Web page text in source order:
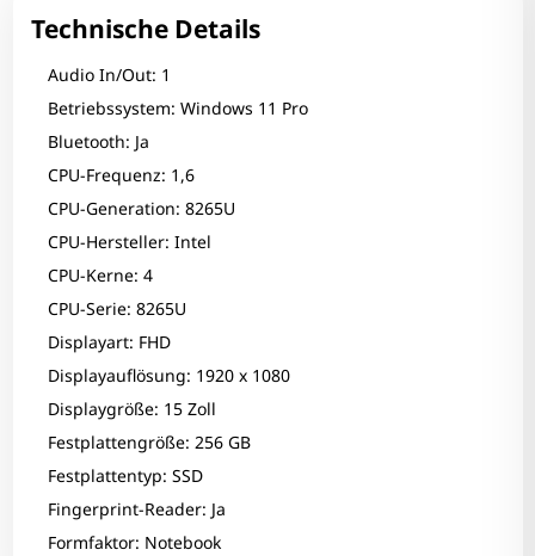
Technische Details
Audio In/Out: 1
Betriebssystem: Windows 11 Pro
Bluetooth: Ja
CPU-Frequenz: 1,6
CPU-Generation: 8265U
CPU-Hersteller: Intel
CPU-Kerne: 4
CPU-Serie: 8265U
Displayart: FHD
Displayauflösung: 1920 x 1080
Displaygröße: 15 Zoll
Festplattengröße: 256 GB
Festplattentyp: SSD
Fingerprint-Reader: Ja
Formfaktor: Notebook
Zum Zoomen tippen